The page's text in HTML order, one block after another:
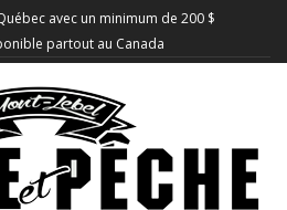
avec un minimum de 200 $
partout au Canada